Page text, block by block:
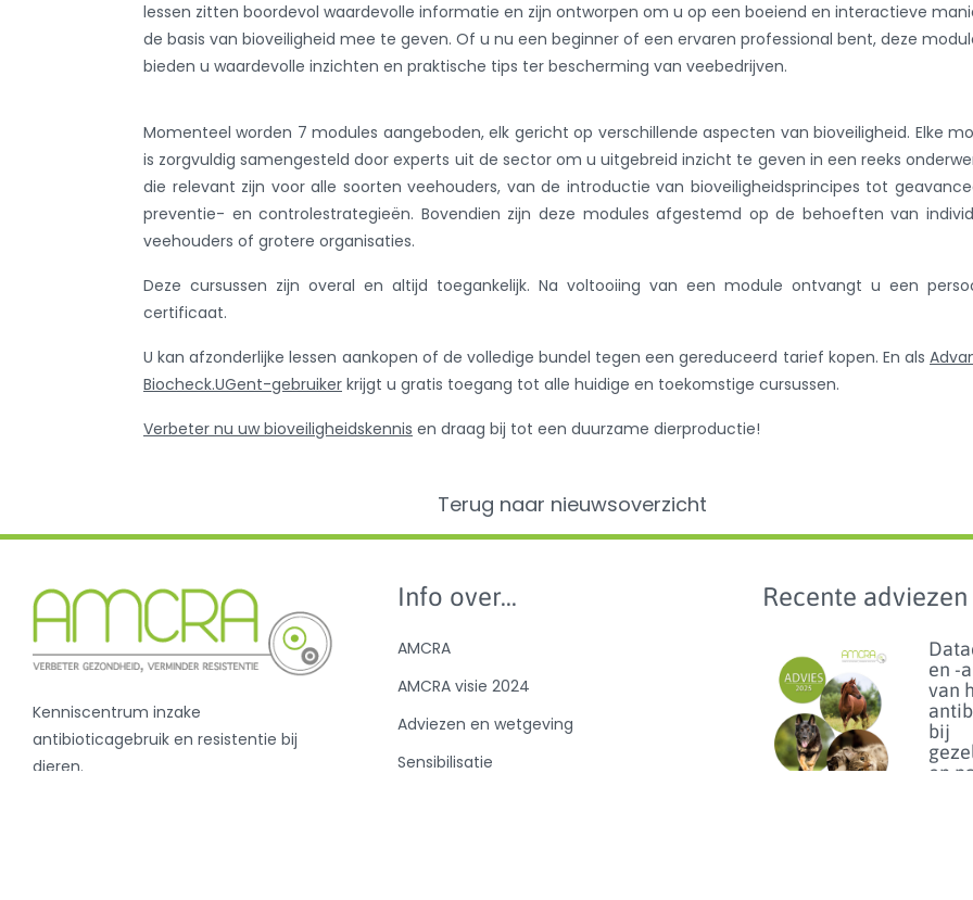
lessen zitten boordevol waardevolle informatie en zijn ontworpen om u op een boeiend en interactieve
de basis van bioveiligheid mee te geven. Of u nu een beginner of een ervaren professional bent, deze
bieden u waardevolle inzichten en praktische tips ter bescherming van veebedrijven.
Momenteel worden 7 modules aangeboden, elk gericht op verschillende aspecten van bioveiligheid. Elke
is zorgvuldig samengesteld door experts uit de sector om u uitgebreid inzicht te geven in een reeks
die relevant zijn voor alle soorten veehouders, van de introductie van bioveiligheidsprincipes tot
preventie- en controlestrategieën. Bovendien zijn deze modules afgestemd op de behoeften van
veehouders of grotere organisaties.
Deze cursussen zijn overal en altijd toegankelijk. Na voltooiing van een module ontvangt u een
certificaat.
U kan afzonderlijke lessen aankopen of de volledige bundel tegen een gereduceerd tarief kopen. En als
Biocheck.UGent-gebruiker krijgt u gratis toegang tot alle huidige en toekomstige cursussen.
Verbeter nu uw bioveiligheidskennis en draag bij tot een duurzame dierproductie!
Terug naar nieuwsoverzicht
Kenniscentrum inzake
antibioticagebruik en resistentie bij
dieren.
Info over...
AMCRA
AMCRA visie 2024
Adviezen en wetgeving
Sensibilisatie
Recente adviezen
en -
van
bij
en